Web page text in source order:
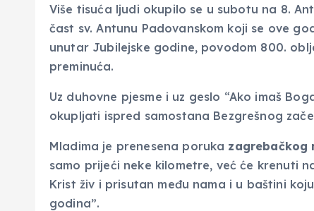
Više tisuća ljudi okupilo se u subotu na 8.
čast sv. Antunu Padovanskom koji se ove
unutar Jubilejske godine, povodom 800.
preminuća.
Uz duhovne pjesme i uz geslo “Ako imaš
okupljati ispred samostana Bezgrešnog
Mladima je prenesena poruka zagrebačkog
samo prijeći neke kilometre, već će krenuti
Krist živ i prisutan među nama i u baštini
godina”.